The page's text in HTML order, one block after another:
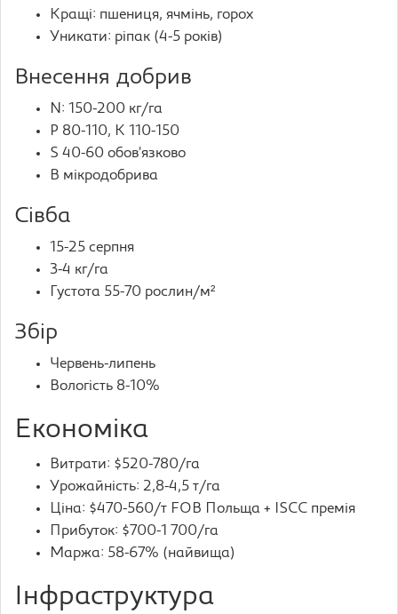
Кращі: пшениця, ячмінь, горох
Уникати: ріпак (4-5 років)
Внесення добрив
N: 150-200 кг/га
P 80-110, K 110-150
S 40-60 обов’язково
B мікродобрива
Сівба
15-25 серпня
3-4 кг/га
Густота 55-70 рослин/м²
Збір
Червень-липень
Вологість 8-10%
Економіка
Витрати: $520-780/га
Урожайність: 2,8-4,5 т/га
Ціна: $470-560/т FOB Польща + ISCC премія
Прибуток: $700-1 700/га
Маржа: 58-67% (найвища)
Інфраструктура